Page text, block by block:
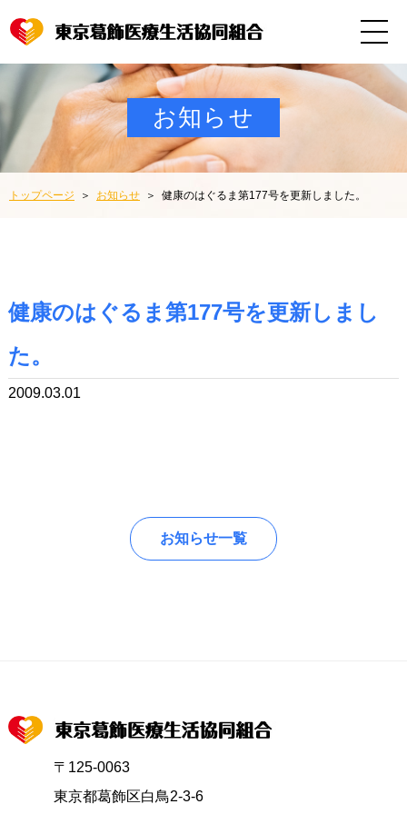
お知らせ
トップページ お知らせ 健康のはぐるま第177号を更新しました。
健康のはぐるま第177号を更新しまし
た。
2009.03.01
お知らせ一覧
〒125-0063
東京都葛飾区白鳥2-3-6